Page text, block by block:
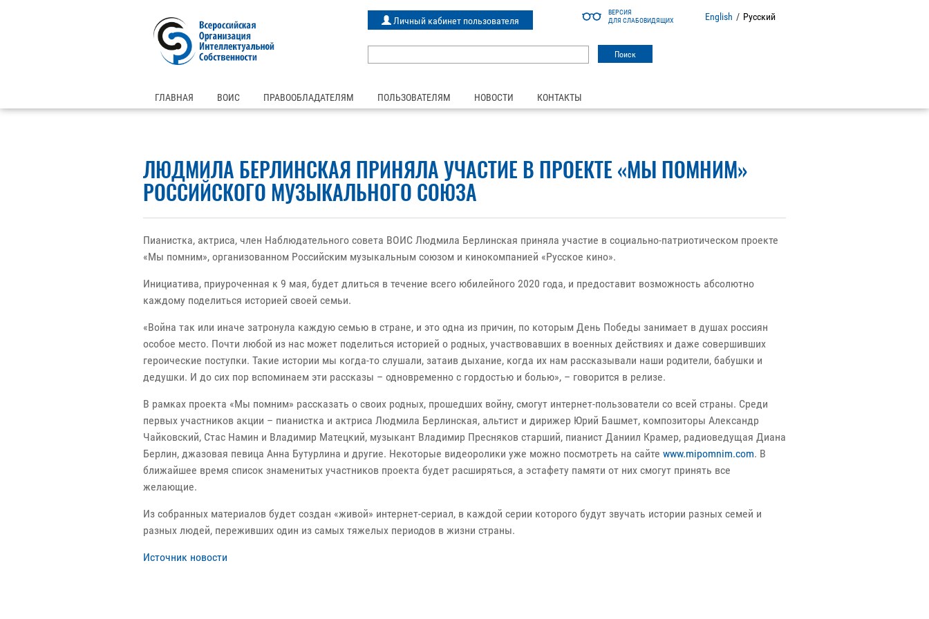
ВЕРСИЯ
ДЛЯ СЛАБОВИДЯЩИХ
English / Русский
Личный кабинет пользователя
ГЛАВНАЯ ВОИС ПРАВООБЛАДАТЕЛЯМ ПОЛЬЗОВАТЕЛЯМ НОВОСТИ КОНТАКТЫ
ЛЮДМИЛА БЕРЛИНСКАЯ ПРИНЯЛА УЧАСТИЕ В ПРОЕКТЕ «МЫ ПОМНИМ»
РОССИЙСКОГО МУЗЫКАЛЬНОГО СОЮЗА
Пианистка, актриса, член Наблюдательного совета ВОИС Людмила Берлинская приняла участие в социально-патриотическом проекте
«Мы помним», организованном Российским музыкальным союзом и кинокомпанией «Русское кино».
Инициатива, приуроченная к 9 мая, будет длиться в течение всего юбилейного 2020 года, и предоставит возможность абсолютно
каждому поделиться историей своей семьи.
«Война так или иначе затронула каждую семью в стране, и это одна из причин, по которым День Победы занимает в душах россиян
особое место. Почти любой из нас может поделиться историей о родных, участвовавших в военных действиях и даже совершивших
героические поступки. Такие истории мы когда-то слушали, затаив дыхание, когда их нам рассказывали наши родители, бабушки и
дедушки. И до сих пор вспоминаем эти рассказы – одновременно с гордостью и болью», – говорится в релизе.
В рамках проекта «Мы помним» рассказать о своих родных, прошедших войну, смогут интернет-пользователи со всей страны. Среди
первых участников акции – пианистка и актриса Людмила Берлинская, альтист и дирижер Юрий Башмет, композиторы Александр
Чайковский, Стас Намин и Владимир Матецкий, музыкант Владимир Пресняков старший, пианист Даниил Крамер, радиоведущая Диана
Берлин, джазовая певица Анна Бутурлина и другие. Некоторые видеоролики уже можно посмотреть на сайте www.mipomnim.com. В
ближайшее время список знаменитых участников проекта будет расширяться, а эстафету памяти от них смогут принять все
желающие.
Из собранных материалов будет создан «живой» интернет-сериал, в каждой серии которого будут звучать истории разных семей и
разных людей, переживших один из самых тяжелых периодов в жизни страны.
Источник новости